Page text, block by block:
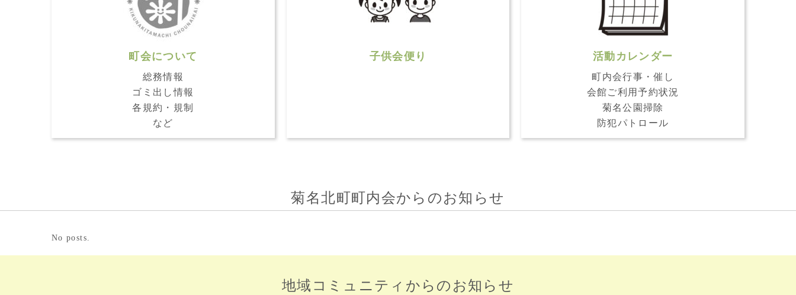
町会について
総務情報
ゴミ出し情報
各規約・規制
など
子供会便り 活動カレンダー
町内会行事・催し
会館ご利用予約状況
菊名公園掃除
防犯パトロール
菊名北町町内会からのお知らせ
No posts.
地域コミュニティからのお知らせ